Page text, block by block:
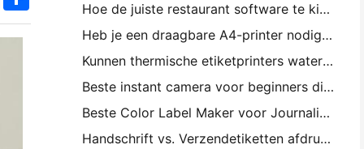
Hoe de juiste restaurant software te kiezen voor uw kleine of middelgrote restaurant
Heb je een draagbare A4-printer nodig voor magazijnfacturen? Wat werkelijk werkt
Kunnen thermische etiketprinters waterdichte etiketten maken voor kleine bedrijfsproducten?
Beste instant camera voor beginners die geen papier willen verspillen
Beste Color Label Maker voor Journaling en Scrapbooking: Voeg meer kleur toe aan elke pagina
Handschrift vs. Verzendetiketten afdrukken: Tips voor kleine bedrijven in 2026